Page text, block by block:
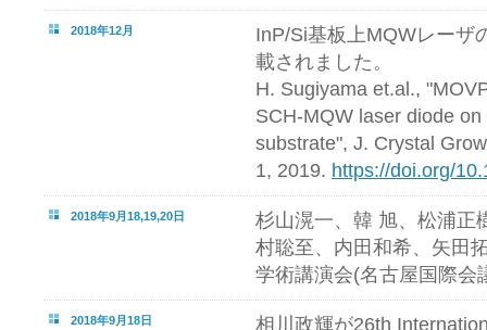
2018年12月
InP/Si基板上MQWレーザ
載されました。
H. Sugiyama et.al.,
SCH-MQW laser diode
substrate", J. Crystal
1, 2019. https://doi.org/
2018年9月18,19,20日
杉山滉一、韓 旭、松浦正
村聡至、内田和希、矢田
学術講演会(名古屋国際会
2018年9月18日
相川政輝が26th